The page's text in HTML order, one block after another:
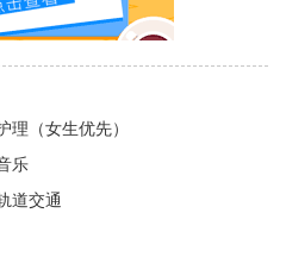
（女生优先）
乐
道交通